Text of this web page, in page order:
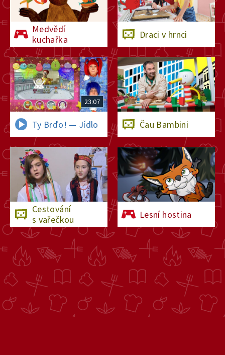
Medvědí
kuchařka
Draci v hrnci
23:07
Ty Brďo! — Jídlo Čau Bambini
Cestování
s vařečkou
Lesní hostina